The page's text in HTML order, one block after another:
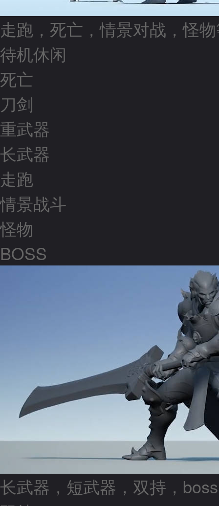
走跑，死亡，情景对战，怪
待机休闲
死亡
刀剑
重武器
长武器
走跑
情景战斗
怪物
BOSS
长武器，短武器，双持，